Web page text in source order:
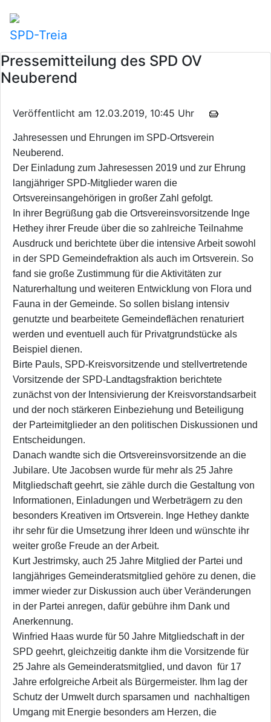
SPD-Treia
Pressemitteilung des SPD OV
Neuberend
Veröffentlicht am 12.03.2019, 10:45 Uhr
Jahresessen und Ehrungen im SPD-Ortsverein
Neuberend.
Der Einladung zum Jahresessen 2019 und zur Ehrung
langjähriger SPD-Mitglieder waren die
Ortsvereinsangehörigen in großer Zahl gefolgt.
In ihrer Begrüßung gab die Ortsvereinsvorsitzende Inge
Hethey ihrer Freude über die so zahlreiche Teilnahme
Ausdruck und berichtete über die intensive Arbeit sowohl
in der SPD Gemeindefraktion als auch im Ortsverein. So
fand sie große Zustimmung für die Aktivitäten zur
Naturerhaltung und weiteren Entwicklung von Flora und
Fauna in der Gemeinde. So sollen bislang intensiv
genutzte und bearbeitete Gemeindeflächen renaturiert
werden und eventuell auch für Privatgrundstücke als
Beispiel dienen.
Birte Pauls, SPD-Kreisvorsitzende und stellvertretende
Vorsitzende der SPD-Landtagsfraktion berichtete
zunächst von der Intensivierung der Kreisvorstandsarbeit
und der noch stärkeren Einbeziehung und Beteiligung
der Parteimitglieder an den politischen Diskussionen und
Entscheidungen.
Danach wandte sich die Ortsvereinsvorsitzende an die
Jubilare. Ute Jacobsen wurde für mehr als 25 Jahre
Mitgliedschaft geehrt, sie zähle durch die Gestaltung von
Informationen, Einladungen und Werbeträgern zu den
besonders Kreativen im Ortsverein. Inge Hethey dankte
ihr sehr für die Umsetzung ihrer Ideen und wünschte ihr
weiter große Freude an der Arbeit.
Kurt Jestrimsky, auch 25 Jahre Mitglied der Partei und
langjähriges Gemeinderatsmitglied gehöre zu denen, die
immer wieder zur Diskussion auch über Veränderungen
in der Partei anregen, dafür gebühre ihm Dank und
Anerkennung.
Winfried Haas wurde für 50 Jahre Mitgliedschaft in der
SPD geehrt, gleichzeitig dankte ihm die Vorsitzende für
25 Jahre als Gemeinderatsmitglied, und davon für 17
Jahre erfolgreiche Arbeit als Bürgermeister. Ihm lag der
Schutz der Umwelt durch sparsamen und nachhaltigen
Umgang mit Energie besonders am Herzen, die